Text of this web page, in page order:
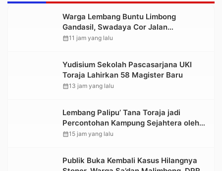
Warga Lembang Buntu Limbong
Gandasil, Swadaya Cor Jalan
Sepanjang 500 Meter
calendar_month11 jam yang lalu
Yudisium Sekolah Pascasarjana UKI
Toraja Lahirkan 58 Magister Baru
calendar_month13 jam yang lalu
Lembang Palipu’ Tana Toraja jadi
Percontohan Kampung Sejahtera oleh
Kemensos
calendar_month15 jam yang lalu
Publik Buka Kembali Kasus Hilangnya